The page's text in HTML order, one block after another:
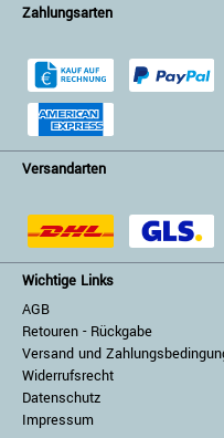
Zahlungsarten
Versandarten
Wichtige Links
AGB
Retouren - Rückgabe
Versand und
Widerrufsrecht
Datenschutz
Impressum